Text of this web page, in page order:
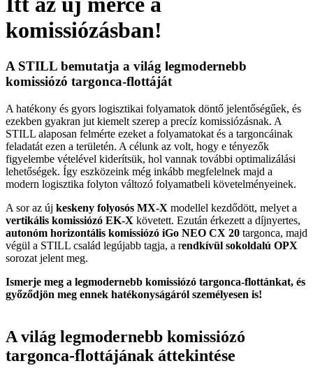
komissiózásban!
A STILL bemutatja a világ legmodernebb
komissiózó targonca-flottáját
A hatékony és gyors logisztikai folyamatok döntő jelentőségűek, és
ezekben gyakran jut kiemelt szerep a precíz komissiózásnak. A
STILL alaposan felmérte ezeket a folyamatokat és a targoncáinak
feladatát ezen a területén. A célunk az volt, hogy e tényezők
figyelembe vételével kiderítsük, hol vannak további optimalizálási
lehetőségek. Így eszközeink még inkább megfelelnek majd a
modern logisztika folyton változó folyamatbeli követelményeinek.
A sor az új keskeny folyosós MX-X modellel kezdődött, melyet a
vertikális komissiózó EK-X követett. Ezután érkezett a díjnyertes,
autonóm horizontális komissiózó iGo NEO CX 20 targonca, majd
végül a STILL család legújabb tagja, a rendkívül sokoldalú OPX
sorozat jelent meg.
Ismerje meg a legmodernebb komissiózó targonca-flottánkat, és
győződjön meg ennek hatékonyságáról személyesen is!
A világ legmodernebb komissiózó
targonca-flottájának áttekintése